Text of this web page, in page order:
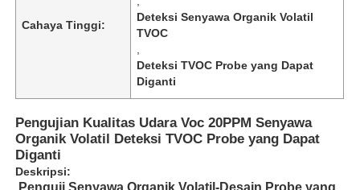
Cahaya Tinggi:
Deteksi Senyawa Organik Volatil
TVOC
Deteksi TVOC Probe yang Dapat
Diganti
Pengujian Kualitas Udara Voc 20PPM Senyawa
Organik Volatil Deteksi TVOC Probe yang Dapat
Diganti
Deskripsi:
Penguji Senyawa Organik Volatil-Desain Probe yang